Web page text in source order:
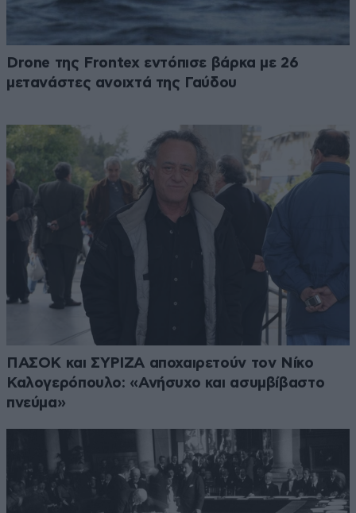
Drone της Frontex εντόπισε βάρκα με 26
μετανάστες ανοιχτά της Γαύδου
ΠΑΣΟΚ και ΣΥΡΙΖΑ αποχαιρετούν τον Νίκο
Καλογερόπουλο: «Ανήσυχο και ασυμβίβαστο
πνεύμα»